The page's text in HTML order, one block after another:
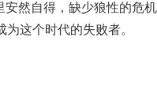
安然自得，缺少狼性的危
这个时代的失败者。